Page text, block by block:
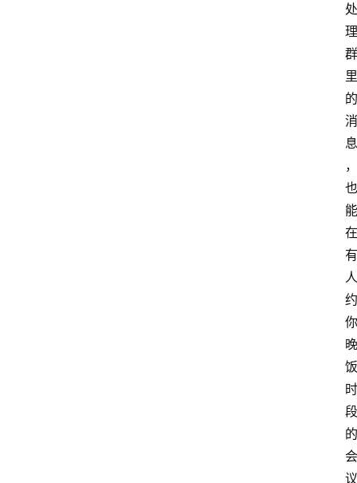
处
理
群
里
的
消
息
，
也
能
在
有
人
约
你
晚
饭
时
段
的
会
议